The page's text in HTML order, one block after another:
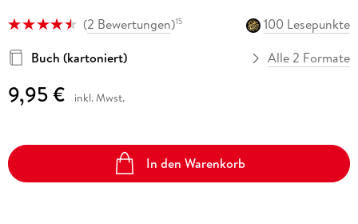
(2 Bewertungen)15
100 Lesepunkte
Buch (kartoniert)
Alle 2 Formate
9,95 € inkl. Mwst.
In den Warenkorb